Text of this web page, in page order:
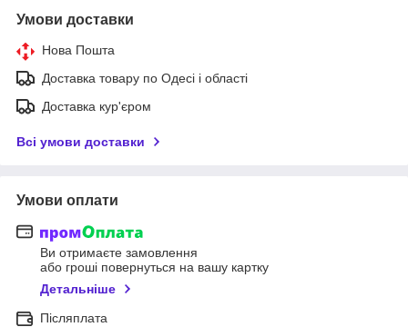
Умови доставки
Нова Пошта
Доставка товару по Одесі і області
Доставка кур'єром
Всі умови доставки
Умови оплати
Ви отримаєте замовлення
або гроші повернуться на вашу картку
Детальніше
Післяплата